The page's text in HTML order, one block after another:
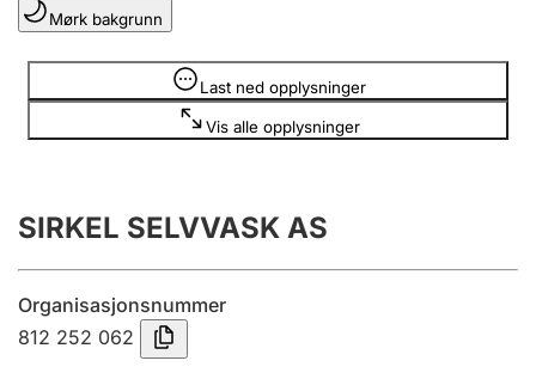
Lag og forening
Registrere, endre, slette
Årsregnskap
Innsending og forsinkelsesgebyr
Tinglysing
Mørk bakgrunn
Last ned opplysninger
Vis alle opplysninger
Opplysninger er skjult
SIRKEL SELVVASK AS
Organisasjonsnummer
812 252 062